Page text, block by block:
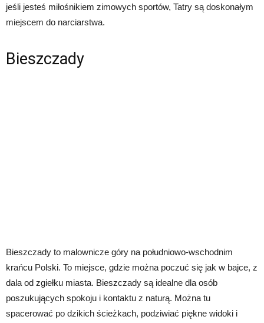
jeśli jesteś miłośnikiem zimowych sportów, Tatry są doskonałym
miejscem do narciarstwa.
Bieszczady
Bieszczady to malownicze góry na południowo-wschodnim
krańcu Polski. To miejsce, gdzie można poczuć się jak w bajce, z
dala od zgiełku miasta. Bieszczady są idealne dla osób
poszukujących spokoju i kontaktu z naturą. Można tu
spacerować po dzikich ścieżkach, podziwiać piękne widoki i